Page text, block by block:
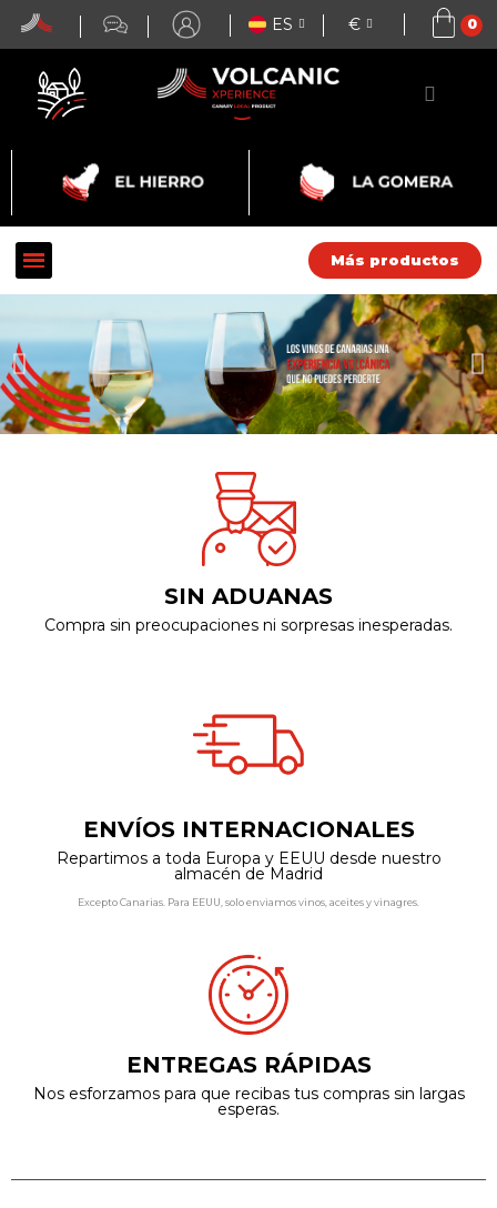
ES €
Más productos
SIN ADUANAS
Compra sin preocupaciones ni sorpresas inesperadas.
ENVÍOS INTERNACIONALES
Repartimos a toda Europa y EEUU desde nuestro
almacén de Madrid
Excepto Canarias. Para EEUU, solo enviamos vinos, aceites y vinagres.
ENTREGAS RÁPIDAS
Nos esforzamos para que recibas tus compras sin largas
esperas.